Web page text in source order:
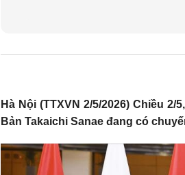
Hà Nội (TTXVN 2/5/2026) Chiều
Bản Takaichi Sanae đang có